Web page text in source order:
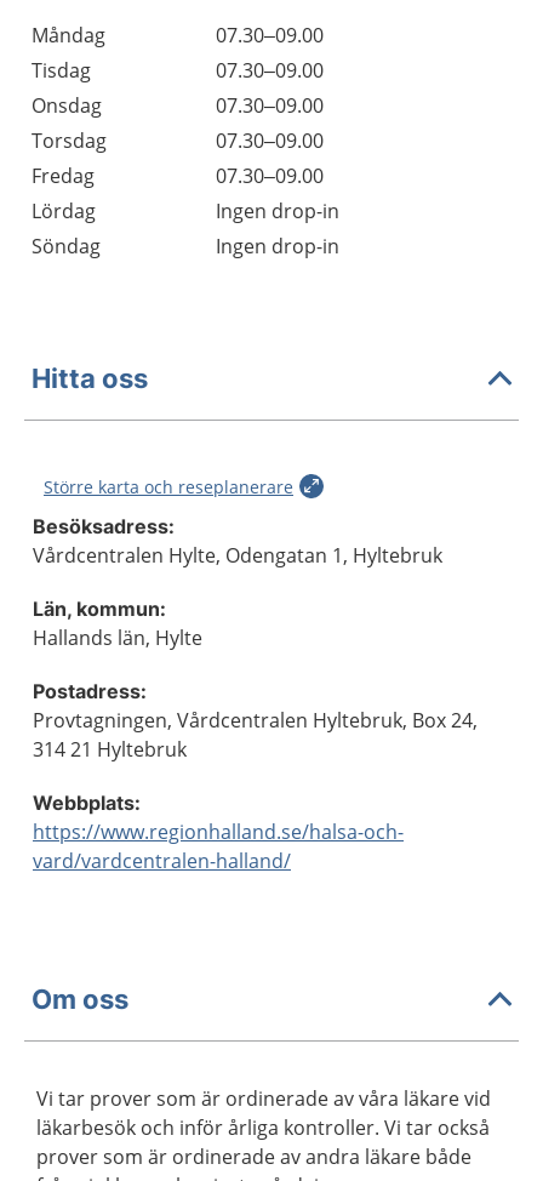
Måndag
07.30–09.00
Tisdag
07.30–09.00
Onsdag
07.30–09.00
Torsdag
07.30–09.00
Fredag
07.30–09.00
Lördag
Ingen drop-in
Söndag
Ingen drop-in
Hitta oss
Större karta och reseplanerare
Besöksadress:
Vårdcentralen Hylte, Odengatan 1, Hyltebruk
Län, kommun:
Hallands län, Hylte
Postadress:
Provtagningen, Vårdcentralen Hyltebruk, Box 24,
314 21 Hyltebruk
Webbplats:
https://www.regionhalland.se/halsa-och-
vard/vardcentralen-halland/
Om oss
Vi tar prover som är ordinerade av våra läkare vid
läkarbesök och inför årliga kontroller. Vi tar också
prover som är ordinerade av andra läkare både